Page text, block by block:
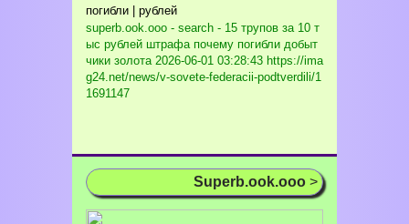
погибли | рублей
superb.ook.ooo - search - 15 трупов за 10 т
ыс рублей штрафа почему погибли добыт
чики золота2026-06-01 03:28:43 https://ima
g24.net/news/v-sovete-federacii-podtverdili/1
1691147
Superb.ook.ooo >